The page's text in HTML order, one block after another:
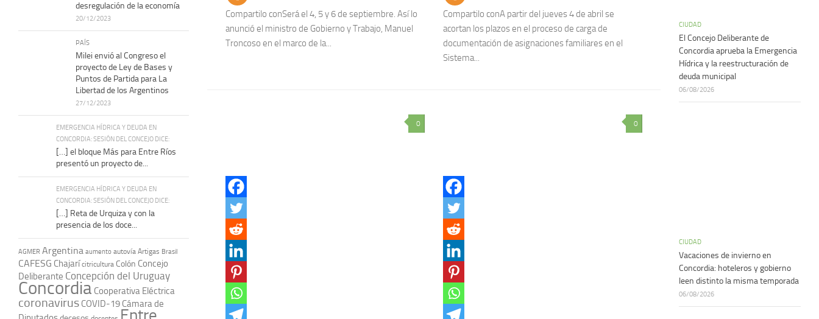
Compartilo conSerá el 4, 5 y 6 de septiembre. Así lo
anunció el ministro de Gobierno y Trabajo, Manuel
Troncoso en el marco de la...
Compartilo conA partir del jueves 4 de abril se
acortan los plazos en el proceso de carga de
documentación de asignaciones familiares en el
Sistema...
0 0
desregulación de la economía
20/12/2023
PAÍS
Milei envió al Congreso el
proyecto de Ley de Bases y
Puntos de Partida para La
Libertad de los Argentinos
27/12/2023
EMERGENCIA HÍDRICA Y DEUDA EN
CONCORDIA: SESIÓN DEL CONCEJO DICE:
[…] el bloque Más para Entre Ríos
presentó un proyecto de...
EMERGENCIA HÍDRICA Y DEUDA EN
CONCORDIA: SESIÓN DEL CONCEJO DICE:
[…] Reta de Urquiza y con la
presencia de los doce...
AGMER Argentina aumento autovía Artigas Brasil
CAFESG Chajarí citricultura Colón Concejo
Deliberante Concepción del Uruguay
Concordia Cooperativa Eléctrica
coronavirus COVID-19 Cámara de
CIUDAD
El Concejo Deliberante de
Concordia aprueba la Emergencia
Hídrica y la reestructuración de
deuda municipal
06/08/2026
CIUDAD
Vacaciones de invierno en
Concordia: hoteleros y gobierno
leen distinto la misma temporada
06/08/2026